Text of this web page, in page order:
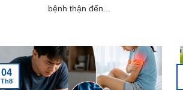
bệnh thận đến...
04
Th8